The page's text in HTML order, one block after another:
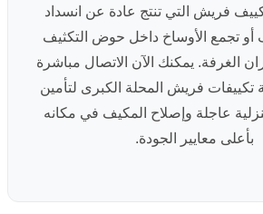
فريش التي تنتج عادة عن انسداد
تجمع الأوساخ داخل حوض التكثيف
الغرفة. يمكنك الآن الاتصال مباشرة
تكييفات فريش المحلة الكبرى لتأمين
عاجلة وإصلاح المكيف في مكانه
بأعلى معايير الجودة.